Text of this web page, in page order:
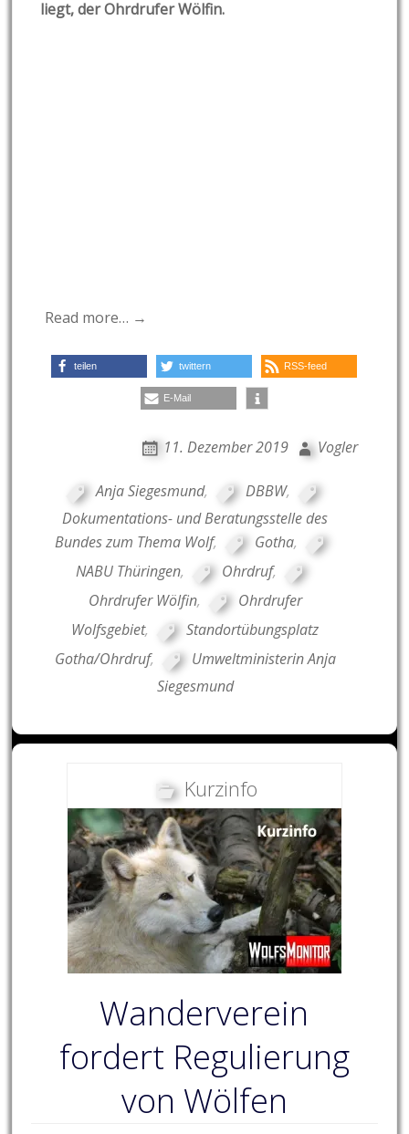
liegt, der Ohrdrufer Wölfin.
Read more… →
teilen twittern RSS-feed
E-Mail
11. Dezember 2019 Vogler
Anja Siegesmund, DBBW,
Dokumentations- und Beratungsstelle des
Bundes zum Thema Wolf, Gotha,
NABU Thüringen, Ohrdruf,
Ohrdrufer Wölfin,
Ohrdrufer
Wolfsgebiet,
Standortübungsplatz
Gotha/Ohrdruf,
Umweltministerin Anja
Siegesmund
Kurzinfo
Wanderverein
fordert Regulierung
von Wölfen